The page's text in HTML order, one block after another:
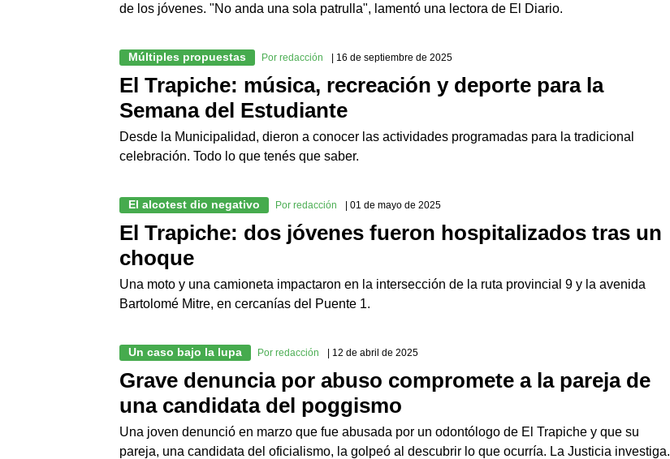
de los jóvenes. "No anda una sola patrulla", lamentó una lectora de El Diario.
Múltiples propuestas Por redacción | 16 de septiembre de 2025
El Trapiche: música, recreación y deporte para la
Semana del Estudiante
Desde la Municipalidad, dieron a conocer las actividades programadas para la tradicional
celebración. Todo lo que tenés que saber.
El alcotest dio negativo Por redacción | 01 de mayo de 2025
El Trapiche: dos jóvenes fueron hospitalizados tras un
choque
Una moto y una camioneta impactaron en la intersección de la ruta provincial 9 y la avenida
Bartolomé Mitre, en cercanías del Puente 1.
Un caso bajo la lupa Por redacción | 12 de abril de 2025
Grave denuncia por abuso compromete a la pareja de
una candidata del poggismo
Una joven denunció en marzo que fue abusada por un odontólogo de El Trapiche y que su
pareja, una candidata del oficialismo, la golpeó al descubrir lo que ocurría. La Justicia investiga.